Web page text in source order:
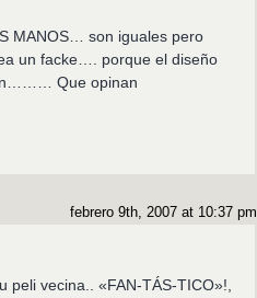
MANOS… son iguales pero
un facke…. porque el diseño
Que opinan
febrero 9th, 2007 at 10:37 pm
vecina.. «FAN-TÁS-TICO»!,